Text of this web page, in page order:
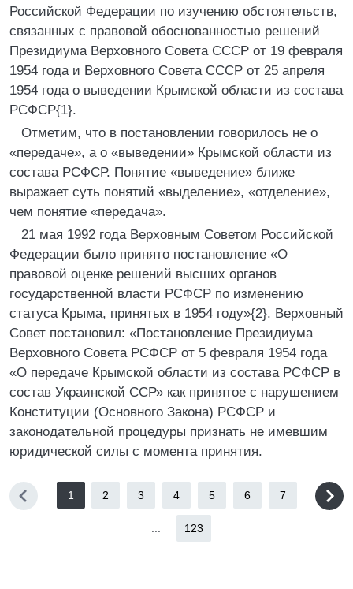
Российской Федерации по изучению обстоятельств,
связанных с правовой обоснованностью решений
Президиума Верховного Совета СССР от 19 февраля
1954 года и Верховного Совета СССР от 25 апреля
1954 года о выведении Крымской области из состава
РСФСР{1}.
Отметим, что в постановлении говорилось не о
«передаче», а о «выведении» Крымской области из
состава РСФСР. Понятие «выведение» ближе
выражает суть понятий «выделение», «отделение»,
чем понятие «передача».
21 мая 1992 года Верховным Советом Российской
Федерации было принято постановление «О
правовой оценке решений высших органов
государственной власти РСФСР по изменению
статуса Крыма, принятых в 1954 году»{2}. Верховный
Совет постановил: «Постановление Президиума
Верховного Совета РСФСР от 5 февраля 1954 года
«О передаче Крымской области из состава РСФСР в
состав Украинской ССР» как принятое с нарушением
Конституции (Основного Закона) РСФСР и
законодательной процедуры признать не имевшим
юридической силы с момента принятия.
1 2 3 4 5 6 7
123